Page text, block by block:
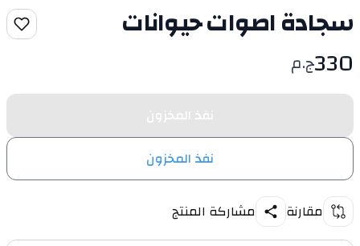
سجادة اصوات حيوانات
330ج.م
نفذ المخزون
نفذ المخزون
مقارنة مشاركة المنتج